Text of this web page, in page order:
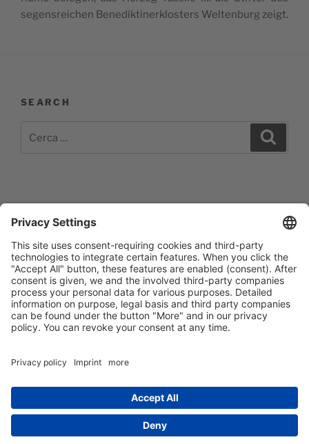
segen­srei­chen Bene­dik­ti­ner­klo­sters Welt­en­burg zeigt.
SEARCH
Impressum
Barrierefreiheitserklärung
Datenschutzerklärung
Newsletter abonieren
FacebookE‑Mail